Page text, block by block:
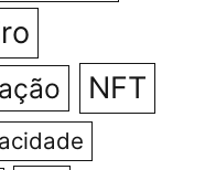
NFT